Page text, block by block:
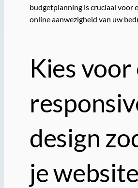
budgetplanning is cruciaal voor
online aanwezigheid van uw
Kies voor
design
je website